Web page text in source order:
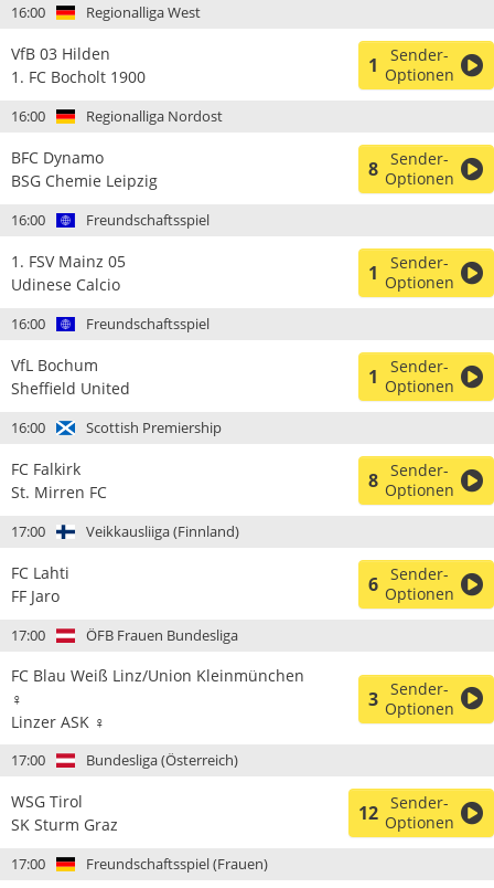
16:00 Regionalliga West
VfB 03 Hilden
1. FC Bocholt 1900
1
Sender-
Optionen
16:00 Regionalliga Nordost
BFC Dynamo
BSG Chemie Leipzig
8 Sender-
Optionen
16:00 Freundschaftsspiel
1. FSV Mainz 05
Udinese Calcio
1
Sender-
Optionen
16:00 Freundschaftsspiel
VfL Bochum
Sheffield United
1
Sender-
Optionen
16:00 Scottish Premiership
FC Falkirk
St. Mirren FC
8 Sender-
Optionen
17:00 Veikkausliiga (Finnland)
FC Lahti
FF Jaro
6 Sender-
Optionen
17:00 ÖFB Frauen Bundesliga
FC Blau Weiß Linz/Union Kleinmünchen
♀
Linzer ASK ♀
3 Sender-
Optionen
17:00 Bundesliga (Österreich)
WSG Tirol
SK Sturm Graz
12 Sender-
Optionen
17:00 Freundschaftsspiel (Frauen)